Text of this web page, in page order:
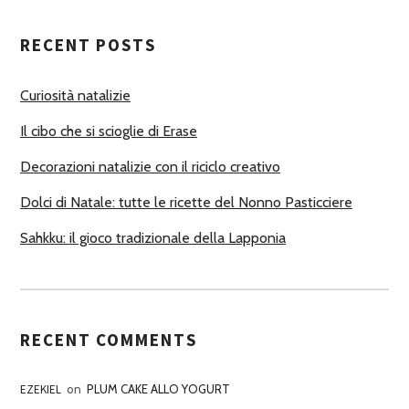
O
I
RECENT POSTS
Curiosità natalizie
Il cibo che si scioglie di Erase
Decorazioni natalizie con il riciclo creativo
Dolci di Natale: tutte le ricette del Nonno Pasticciere
Sahkku: il gioco tradizionale della Lapponia
RECENT COMMENTS
EZEKIEL on PLUM CAKE ALLO YOGURT